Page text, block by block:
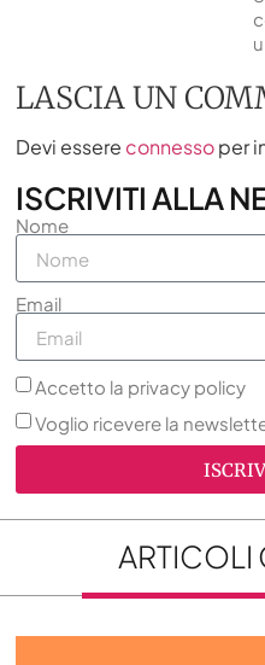
LASCIA UN
Devi essere connessoper
ISCRIVITI ALLA
Nome
Email
Accetto la privacy policy
Voglio ricevere la
ARTICOLI